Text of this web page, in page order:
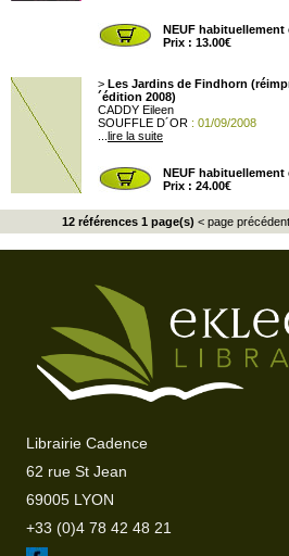
NEUF habituellement
Prix : 13.00€
> Les Jardins de Findhorn
´édition 2008)
CADDY Eileen
SOUFFLE D´OR : 01/09/2008
lire la suite
NEUF habituellement
Prix : 24.00€
12 références 1 page(s) < page
Librairie Cadence
62 rue St Jean
69005 LYON
+33 (0)4 78 42 48 21